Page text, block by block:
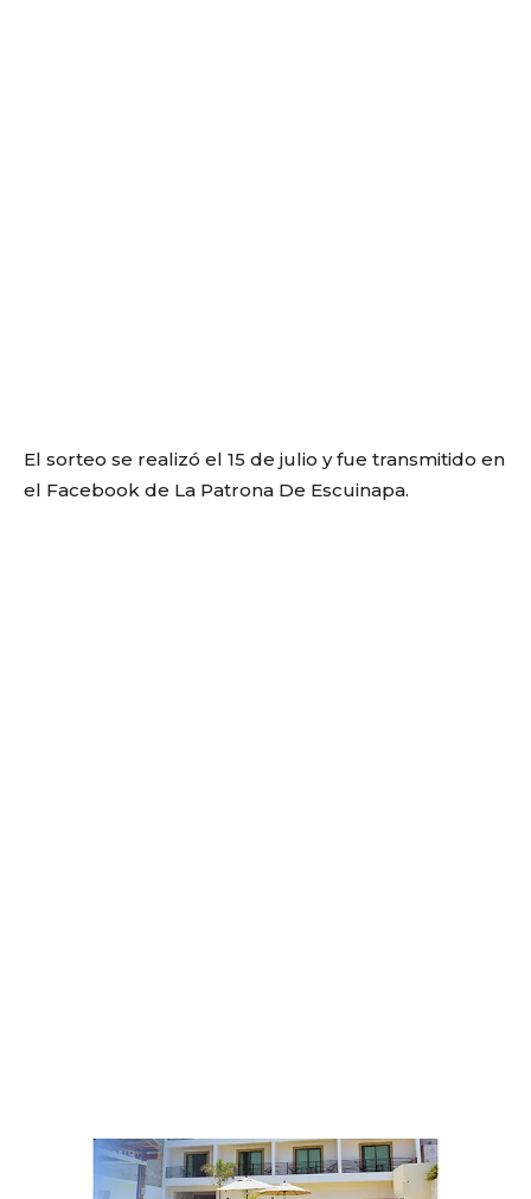
El sorteo se realizó el 15 de julio y fue transmitido en
el Facebook de La Patrona De Escuinapa.